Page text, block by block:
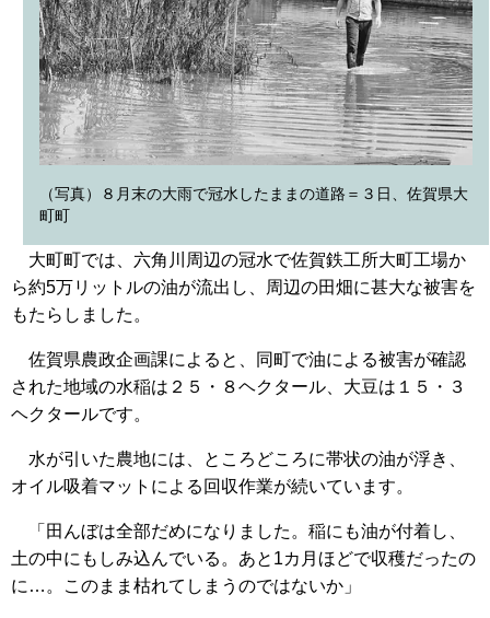
（写真）８月末の大雨で冠水したままの道路＝３日、佐賀県大
町町
大町町では、六角川周辺の冠水で佐賀鉄工所大町工場か
ら約5万リットルの油が流出し、周辺の田畑に甚大な被害を
もたらしました。
佐賀県農政企画課によると、同町で油による被害が確認
された地域の水稲は２５・８ヘクタール、大豆は１５・３
ヘクタールです。
水が引いた農地には、ところどころに帯状の油が浮き、
オイル吸着マットによる回収作業が続いています。
「田んぼは全部だめになりました。稲にも油が付着し、
土の中にもしみ込んでいる。あと1カ月ほどで収穫だったの
に…。このまま枯れてしまうのではないか」